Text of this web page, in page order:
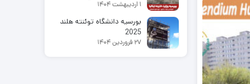
20251 اردیبهشت 1404
بورسیه دانشگاه توئنته هلند
2025
27 فروردین 1404